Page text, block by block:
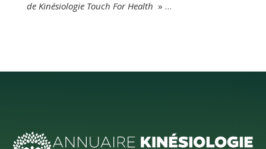
de Kinésiologie Touch For Health » …